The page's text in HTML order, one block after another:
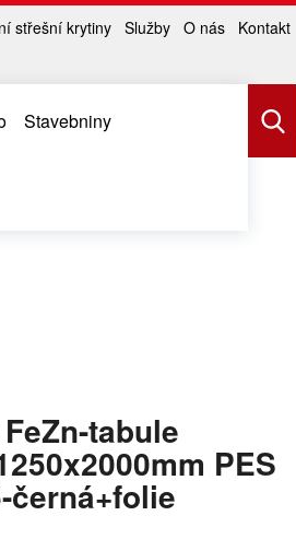
střešní krytiny Služby O nás Kontakt
Stavebniny
tabule
PES
černá+folie